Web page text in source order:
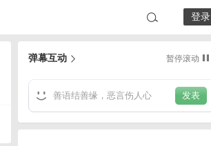
登录
弹幕互动 暂停滚动
发表